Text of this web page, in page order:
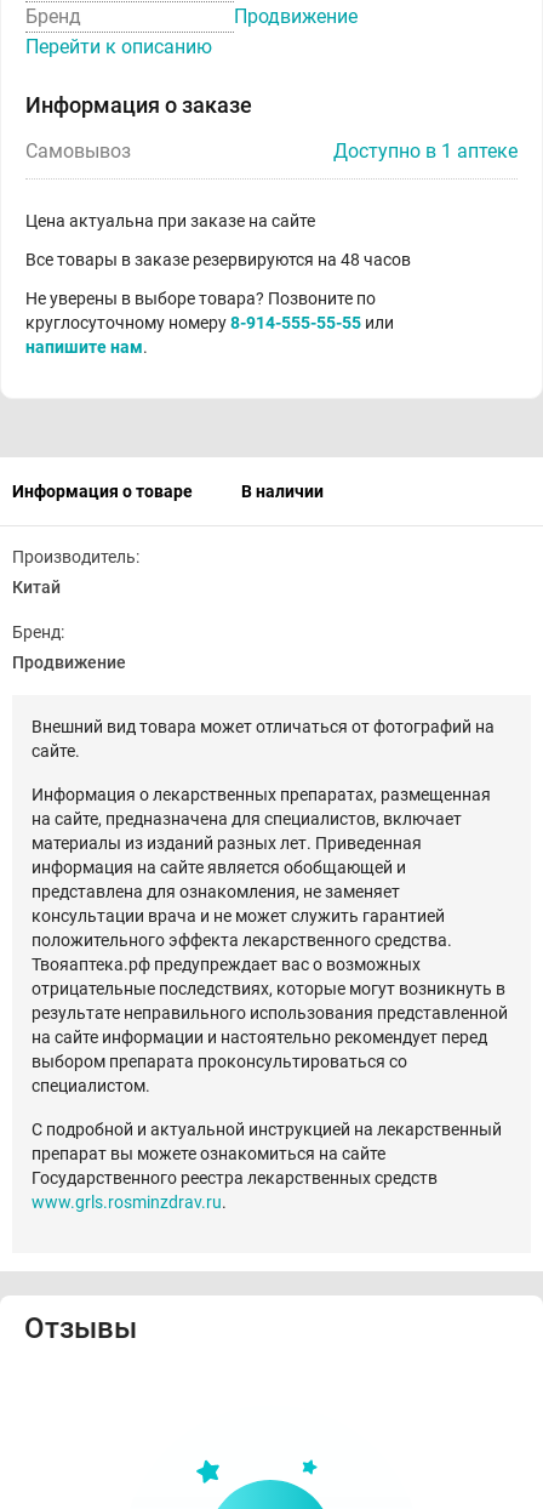
Бренд
Продвижение
Перейти к описанию
Информация о заказе
Самовывоз Доступно в 1 аптеке
Цена актуальна при заказе на сайте
Все товары в заказе резервируются на 48 часов
Не уверены в выборе товара? Позвоните по
круглосуточному номеру8-914-555-55-55 или
напишите нам.
Информация о товаре В наличии
Производитель:
Китай
Бренд:
Продвижение
Внешний вид товара может отличаться от фотографий на
сайте.
Информация о лекарственных препаратах, размещенная
на сайте, предназначена для специалистов, включает
материалы из изданий разных лет. Приведенная
информация на сайте является обобщающей и
представлена для ознакомления, не заменяет
консультации врача и не может служить гарантией
положительного эффекта лекарственного средства.
Твояаптека.рф предупреждает вас о возможных
отрицательные последствиях, которые могут возникнуть в
результате неправильного использования представленной
на сайте информации и настоятельно рекомендует перед
выбором препарата проконсультироваться со
специалистом.
С подробной и актуальной инструкцией на лекарственный
препарат вы можете ознакомиться на сайте
Государственного реестра лекарственных средств
www.grls.rosminzdrav.ru.
Отзывы